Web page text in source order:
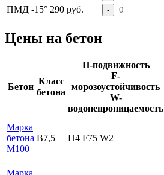
ПМД -15° 290 руб. -
Цены на бетон
Бетон
Класс
бетона
П-подвижность
F-
морозоустойчивость
W-
водонепроницаемость
Марка
бетона
М100
В7,5 П4 F75 W2